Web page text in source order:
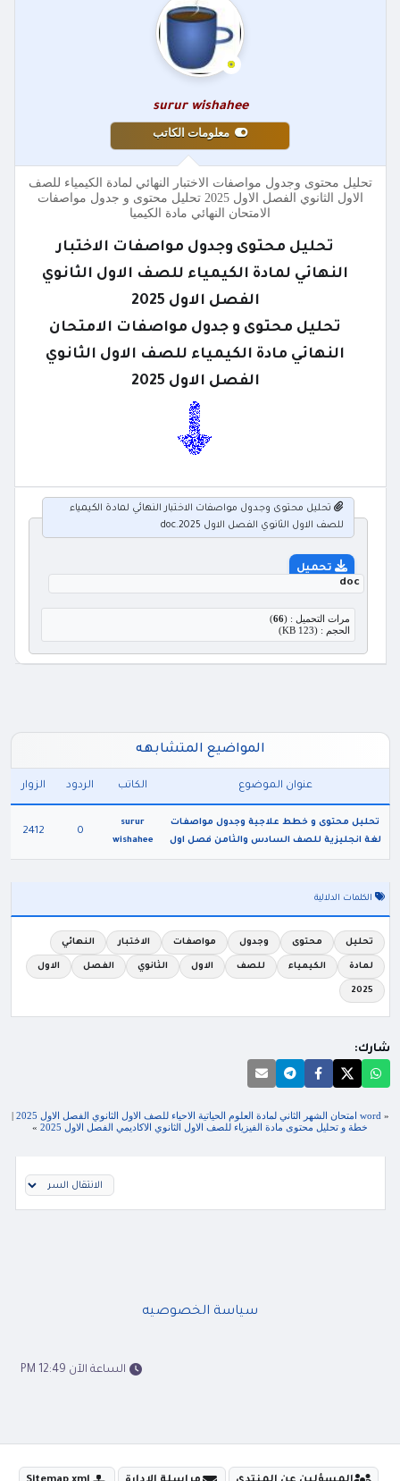
surur wishahee
معلومات الكاتب
تحليل محتوى وجدول مواصفات الاختبار النهائي لمادة الكيمياء للصف
الاول الثانوي الفصل الاول 2025 تحليل محتوى و جدول مواصفات
الامتحان النهائي مادة الكيميا
تحليل محتوى وجدول مواصفات الاختبار
النهائي لمادة الكيمياء للصف الاول الثانوي
الفصل الاول 2025
تحليل محتوى و جدول مواصفات الامتحان
النهائي مادة الكيمياء للصف الاول الثانوي
الفصل الاول 2025
تحليل محتوى وجدول مواصفات الاختبار النهائي لمادة الكيمياء
للصف الاول الثانوي الفصل الاول 2025.doc
تحميل
doc
مرات التحميل : (66
)
الحجم : (123 KB)
المواضيع المتشابهه
عنوان الموضوع الكاتب الردود الزوار
تحليل محتوى و خطط علاجية وجدول مواصفات
لغة انجليزية للصف السادس والثامن فصل اول
surur
wishahee
0
2412
الكلمات الدلالية
تحليل محتوى وجدول مواصفات الاختبار النهائي
لمادة الكيمياء للصف الاول الثانوي الفصل الاول
2025
شارك:
« word امتحان الشهر الثاني لمادة العلوم الحياتية الاحياء للصف الاول الثانوي الفصل الاول 2025
|
خطة و تحليل محتوى مادة الفيزياء للصف الاول الثانوي الاكاديمي الفصل الاول 2025
»
سياسة الخصوصيه
الساعة الآن 12:49 PM